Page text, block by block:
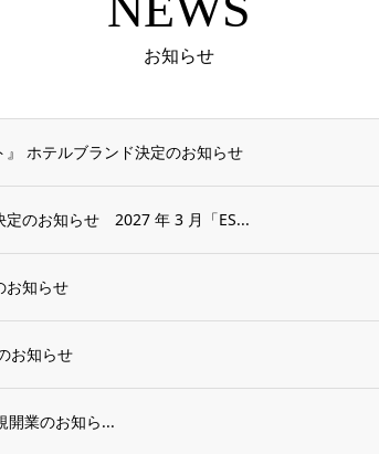
お知らせ
』 ホテルブランド決定のお知らせ
定のお知らせ 2027 年 3 月「ES...
お知らせ
お知らせ
開業のお知ら...